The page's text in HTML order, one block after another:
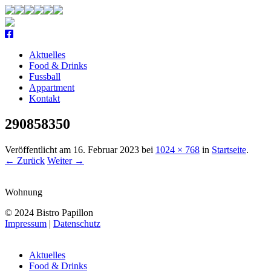
Aktuelles
Food & Drinks
Fussball
Appartment
Kontakt
290858350
Veröffentlicht am 16. Februar 2023 bei 1024 × 768 in Startseite.
← Zurück Weiter →
Wohnung
© 2024 Bistro Papillon
Impressum | Datenschutz
Aktuelles
Food & Drinks